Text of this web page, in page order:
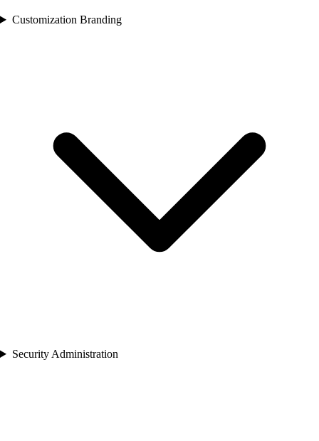
Customization Branding
Security Administration